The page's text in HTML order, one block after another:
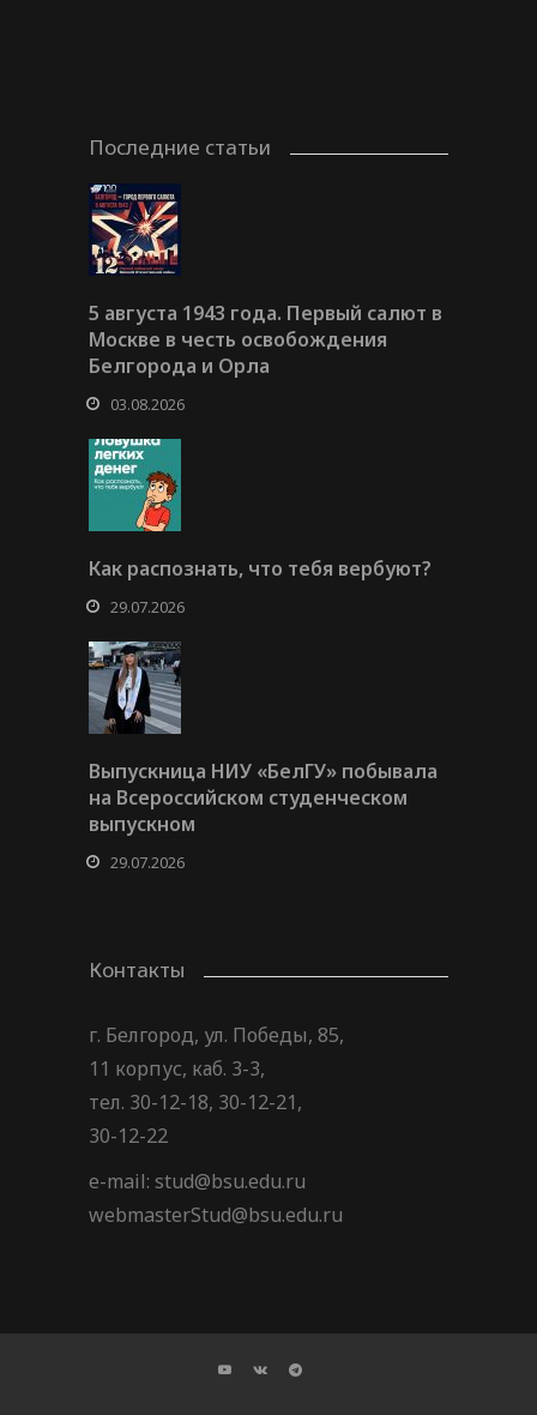
Последние статьи
5 августа 1943 года. Первый салют в
Москве в честь освобождения
Белгорода и Орла
03.08.2026
Как распознать, что тебя вербуют?
29.07.2026
Выпускница НИУ «БелГУ» побывала
на Всероссийском студенческом
выпускном
29.07.2026
Контакты
г. Белгород, ул. Победы, 85,
11 корпус, каб. 3-3,
тел. 30-12-18, 30-12-21,
30-12-22
e-mail: stud@bsu.edu.ru
webmasterStud@bsu.edu.ru